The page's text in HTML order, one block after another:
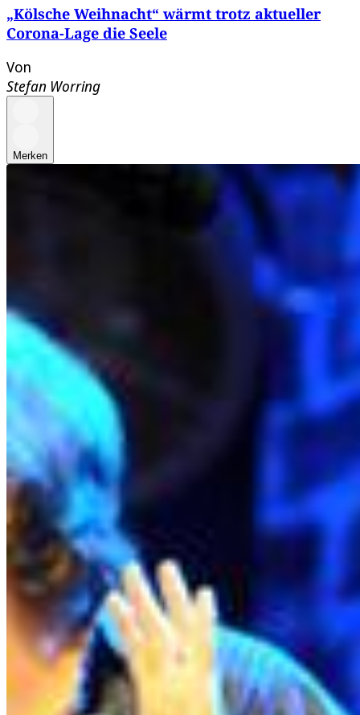
„Kölsche Weihnacht“ wärmt trotz aktueller
Corona-Lage die Seele
Von
Stefan Worring
Merken